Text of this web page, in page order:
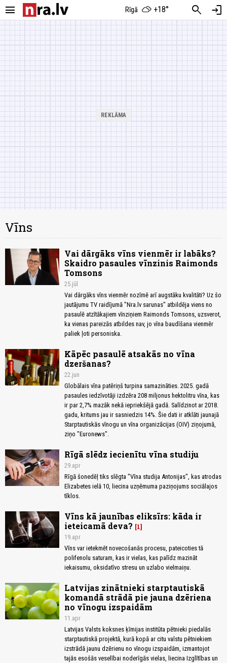
menu Rīgā +18° search login
Vīns
Vai dārgāks vīns vienmēr ir labāks?
Skaidro pasaules vīnzinis Raimonds
Tomsons
25.jūl
Vai dārgāks vīns vienmēr nozīmē arī augstāku kvalitāti? Uz šo
jautājumu TV raidījumā "Nra.lv sarunas" atbildēja viens no
pasaulē atzītākajiem vīnziņiem Raimonds Tomsons, uzsverot,
ka vienas pareizās atbildes nav, jo vīna baudīšana vienmēr
paliek ļoti personiska.
Kāpēc pasaulē atsakās no vīna
dzeršanas?
22.jun
Globālais vīna patēriņš turpina samazināties. 2025. gadā
pasaules iedzīvotāji izdzēra 208 miljonus hektolitru vīna, kas
ir par 2,7% mazāk nekā iepriekšējā gadā. Salīdzinot ar 2018.
gadu, kritums jau ir sasniedzis 14%. Šie dati ir atklāti jaunajā
Starptautiskās vīnogu un vīna organizācijas (OIV) ziņojumā,
ziņo "Euronews".
Rīgā slēdz iecienītu vīna studiju
29.apr
Rīgā šonedēļ tiks slēgta "Vīna studija Antonijas", kas atrodas
Elizabetes ielā 10, liecina uzņēmuma paziņojums sociālajos
tīklos.
Vīns kā jaunības eliksīrs: kāda ir
ieteicamā deva?
1
19.apr
Vīns var ietekmēt novecošanās procesu, pateicoties tā
polifenolu saturam, kas ir vielas, kas palīdz mazināt
iekaisumu, oksidatīvo stresu un uzlabo vielmaiņu.
Latvijas zinātnieki starptautiskā
komandā strādā pie jauna dzēriena
no vīnogu izspaidām
11.apr
Latvijas Valsts koksnes ķīmijas institūta pētnieki piedalās
starptautiskā projektā, kurā kopā ar citu valstu pētniekiem
izstrādā jaunu dzērienu no vīnogu izspaidām, izmantojot
tajās esošās veselībai noderīgās vielas, liecina Izglītības un